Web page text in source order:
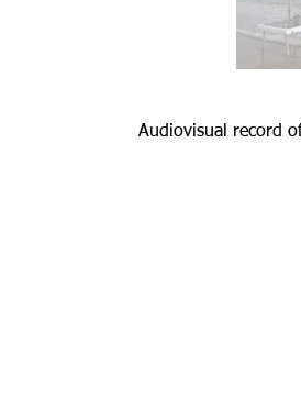
Audiovisual record